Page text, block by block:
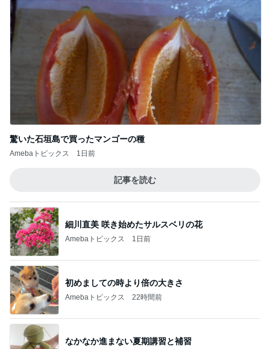
驚いた石垣島で買ったマンゴーの種
Amebaトピックス 1日前
記事を読む
細川直美 咲き始めたサルスベリの花
Amebaトピックス 1日前
初めましての時より倍の大きさ
Amebaトピックス 22時間前
なかなか進まない夏期講習と補習